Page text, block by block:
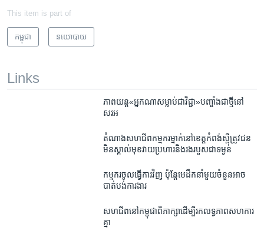
This item is part of
កម្ពុជា នយោបាយ
Links
ភាពយន្ត​​«អ្នក​ណា​សម្លាប់ជា​វិជ្ជា»​​បញ្ចាំង​ជា​ថ្មី​នៅ​
សរអ
តំណាង​សហជីព​កម្ម​ករ​ម្នាក់​នៅខេត្ត​កំពង់ស្ពឺត្រូវ​ជន​
មិន​ស្គាល់​មុខ​វាយប្រហារ​និង​រងរបួសជាទម្ងន់
កម្មករ​ចូល​ធ្វើការ​វិញ​ ​ប៉ុន្តែ​​មេ​ដឹកនាំ​មួយ​ចំនួន​អាច​
បាត់បង់​ការងារ
សហជីព​នៅ​កម្ពុជា​ពិភាក្សា​ដើម្បី​រក​លទ្ធភាព​សហការ​
គ្នា